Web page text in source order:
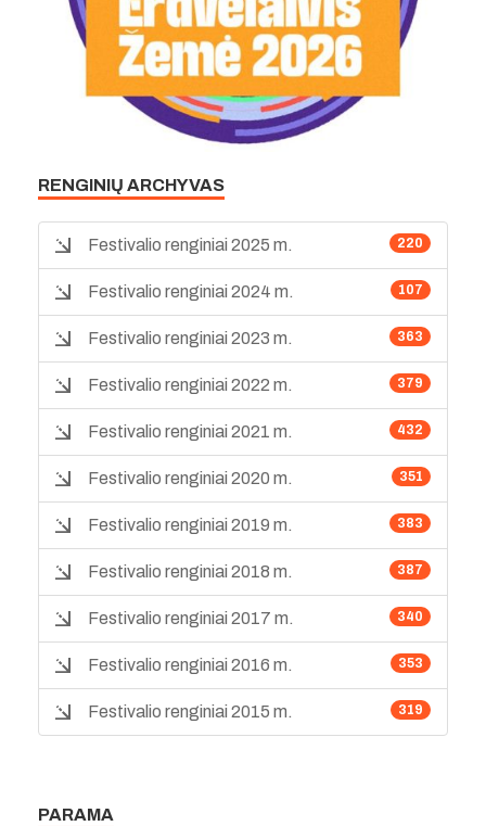
RENGINIŲ ARCHYVAS
220
Festivalio renginiai 2025 m.
107
Festivalio renginiai 2024 m.
363
Festivalio renginiai 2023 m.
379
Festivalio renginiai 2022 m.
432
Festivalio renginiai 2021 m.
351
Festivalio renginiai 2020 m.
383
Festivalio renginiai 2019 m.
387
Festivalio renginiai 2018 m.
340
Festivalio renginiai 2017 m.
353
Festivalio renginiai 2016 m.
319
Festivalio renginiai 2015 m.
PARAMA